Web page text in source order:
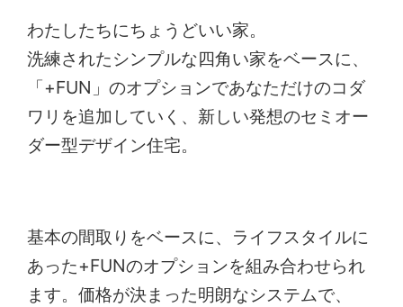
わたしたちにちょうどいい家。
洗練されたシンプルな四角い家をベースに、
「+FUN」のオプションであなただけのコダ
ワリを追加していく、新しい発想のセミオー
ダー型デザイン住宅。
基本の間取りをベースに、ライフスタイルに
あった+FUNのオプションを組み合わせられ
ます。価格が決まった明朗なシステムで、